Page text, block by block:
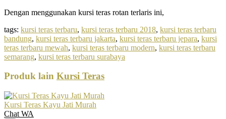
Dengan menggunakan kursi teras rotan terlaris ini,
tags: kursi teras terbaru, kursi teras terbaru 2018, kursi teras terbaru
bandung, kursi teras terbaru jakarta, kursi teras terbaru jepara, kursi
teras terbaru mewah, kursi teras terbaru modern, kursi teras terbaru
semarang, kursi teras terbaru surabaya
Produk lain Kursi Teras
Kursi Teras Kayu Jati Murah
Chat WA